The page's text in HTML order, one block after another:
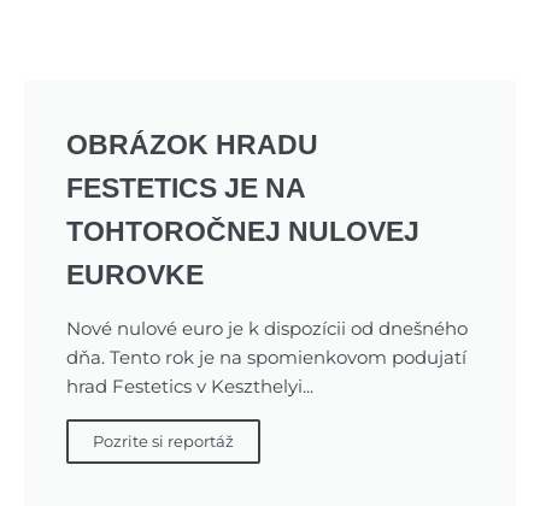
OBRÁZOK HRADU
FESTETICS JE NA
TOHTOROČNEJ NULOVEJ
EUROVKE
Nové nulové euro je k dispozícii od dnešného
dňa. Tento rok je na spomienkovom podujatí
hrad Festetics v Keszthelyi...
Pozrite si reportáž